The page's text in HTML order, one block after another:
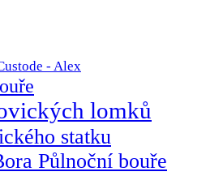
- Alex
lomků
statku
Půlnoční bouře